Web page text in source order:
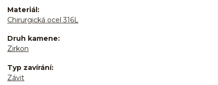
Materiál
Chirurgická ocel 316L
Druh kamene
Zirkon
Typ zavírání
Závit